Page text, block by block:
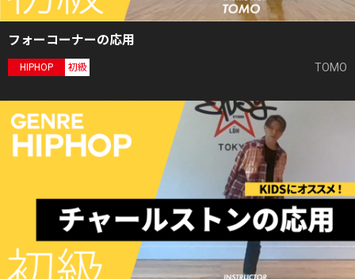
フォーコーナーの応用
HIPHOP 初級 TOMO